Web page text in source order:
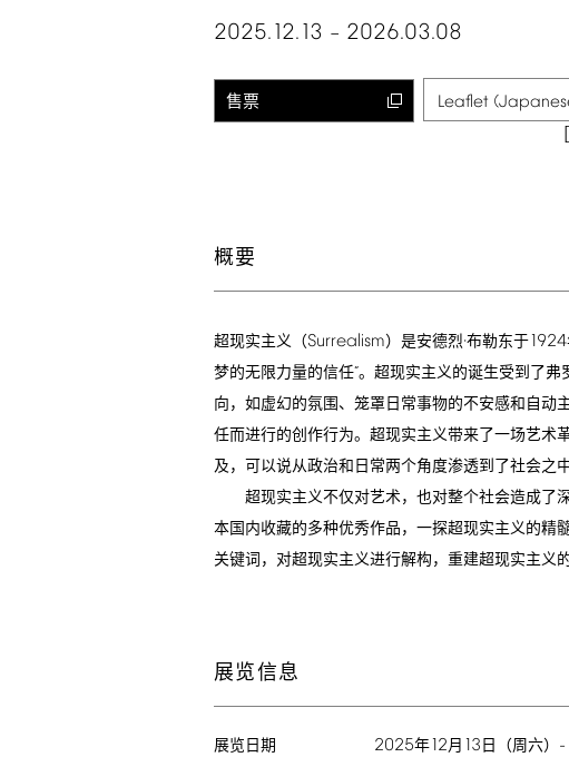
2025.12.13 – 2026.03.08
售票 Leaflet
概要
超现实主义（Surrealism）是安德烈·布勒东于1924
梦的无限力量的信任”。超现实主义的诞生受到了
向，如虚幻的氛围、笼罩日常事物的不安感和自动
任而进行的创作行为。超现实主义带来了一场艺术
及，可以说从政治和日常两个角度渗透到了社会之中
超现实主义不仅对艺术，也对整个社会造成了深
本国内收藏的多种优秀作品，一探超现实主义的精
关键词，对超现实主义进行解构，重建超现实主义的
展览信息
展览日期 2025年12月 13 日（周六） -